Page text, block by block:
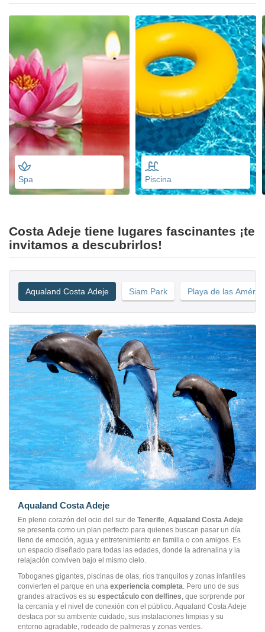
Spa Piscina
Costa Adeje tiene lugares fascinantes ¡te
invitamos a descubrirlos!
Aqualand Costa Adeje Siam Park Playa de las
Aqualand Costa Adeje
En pleno corazón del ocio del sur de Tenerife, Aqualand Costa Adeje
se presenta como un plan perfecto para quienes buscan pasar un día
lleno de emoción, agua y entretenimiento en familia o con amigos. Es
un espacio diseñado para todas las edades, donde la adrenalina y la
relajación conviven bajo el mismo cielo.
Toboganes gigantes, piscinas de olas, ríos tranquilos y zonas infantiles
convierten el parque en una experiencia completa. Pero uno de sus
grandes atractivos es su espectáculo con delfines, que sorprende por
la cercanía y el nivel de conexión con el público. Aqualand Costa Adeje
destaca por su ambiente cuidado, sus instalaciones limpias y su
entorno agradable, rodeado de palmeras y zonas verdes.